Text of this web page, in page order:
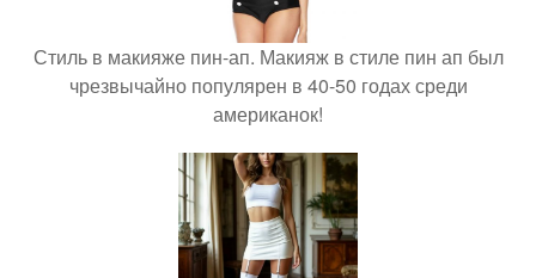
Стиль в макияже пин-ап. Макияж в стиле пин ап был
чрезвычайно популярен в 40-50 годах среди
американок!